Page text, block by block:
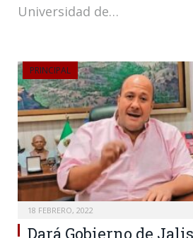
Universidad de…
PRINCIPAL
18 FEBRERO, 2022
Dará Gobierno de